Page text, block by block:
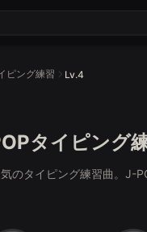
ピング練習 Lv.4
タイピング
のタイピング練習曲。J-